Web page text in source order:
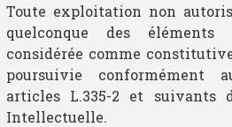
Toute exploitation non
quelconque des
considérée comme
poursuivie conformément
articles L.335-2 et suivants
Intellectuelle.